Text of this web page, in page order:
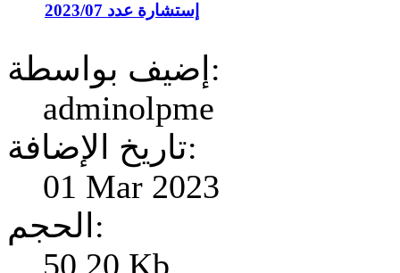
إستشارة عدد 2023/07
إضيف بواسطة:
adminolpme
تاريخ الإضافة:
01 Mar 2023
الحجم:
50.20 Kb